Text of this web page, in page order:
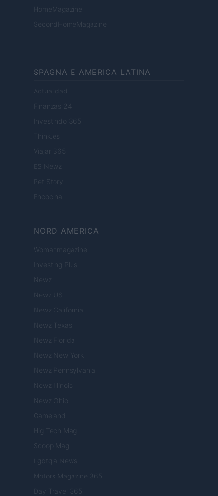
HomeMagazine
SecondHomeMagazine
SPAGNA E AMERICA LATINA
Actualidad
Finanzas 24
Investindo 365
Think.es
Viajar 365
ES Newz
Pet Story
Encocina
NORD AMERICA
Womanmagazine
Investing Plus
Newz
Newz US
Newz California
Newz Texas
Newz Florida
Newz New York
Newz Pennsylvania
Newz Illinois
Newz Ohio
Gameland
Hig Tech Mag
Scoop Mag
Lgbtqia News
Motors Magazine 365
Day Travel 365